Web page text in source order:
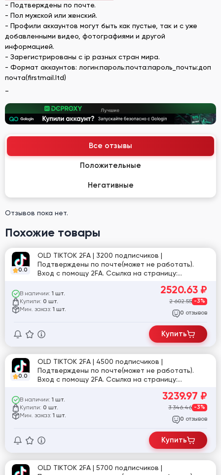
- Подтверждены по почте.
- Пол мужской или женский.
- Профили аккаунтов могут быть как пустые, так и с уже
добавленными видео, фотографиями и другой
информацией.
- Зарегистрированы с ip разных стран мира.
- Формат аккаунтов: логин:пароль:почта:пароль_почты:доп
почта(firstmail.ltd)
Все отзывы
Положительные
Негативные
Отзывов пока нет.
Похожие товары
0.0
OLD TIKTOK 2FA | 3200 подписчиков |
Подтверждены по почте(может не работать).
Вход с помощу 2FA. Ссылка на страницу:
В наличии: 1 шт.
Купили: 0 шт.
Мин. заказ: 1 шт.
2520.63 ₽
2 602.55 -3%
0 отзывов
Купить
0.0
OLD TIKTOK 2FA | 4500 подписчиков |
Подтверждены по почте(может не работать).
Вход с помощу 2FA. Ссылка на страницу:
В наличии: 1 шт.
Купили: 0 шт.
Мин. заказ: 1 шт.
3239.97 ₽
3 346.46 -3%
0 отзывов
Купить
OLD TIKTOK 2FA | 5700 подписчиков |